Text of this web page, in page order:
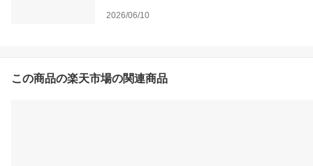
2026/06/10
この商品の楽天市場の関連商品